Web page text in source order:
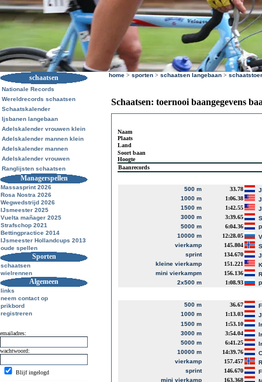
schaatsen
Nationale Records
Wereldrecords schaatsen
Schaatskalender
Ijsbanen langebaan
Adelskalender vrouwen klein
Adelskalender mannen klein
Adelskalender mannen
Adelskalender vrouwen
Ranglijsten schaatsen
Managerspellen
Massasprint 2026
Rosa Nostra 2026
Wegwedstrijd 2026
IJsmeester 2025
Vuelta mañager 2025
Strafschop 2021
Bettingpractice 2014
IJsmeester Hollandcups 2013
oude spellen
Sporten
schaatsen
wielrennen
Algemeen
links
neem contact op
prikbord
registreren
emailadres:
wachtwoord:
Blijf ingelogd
home > sporten > schaatsen langebaan >
Schaatsen: toernooi baangegevens
Naam
Plaats
Land
Soort baan
Hoogte
Baanrecords
500 m 33.78
1000 m
1:06.38
1500 m
1:42.55
3000 m
3:39.65
5000 m
6:04.36
10000 m
12:28.05
vierkamp
145.804
sprint
134.670
kleine vierkamp
151.221
mini vierkampm
156.136
2x500 m
1:08.93
500 m 36.67
1000 m
1:13.03
1500 m
1:53.10
3000 m
3:54.04
5000 m
6:41.25
10000 m
14:39.76
vierkamp
157.457
sprint
146.670
mini vierkamp
163.368